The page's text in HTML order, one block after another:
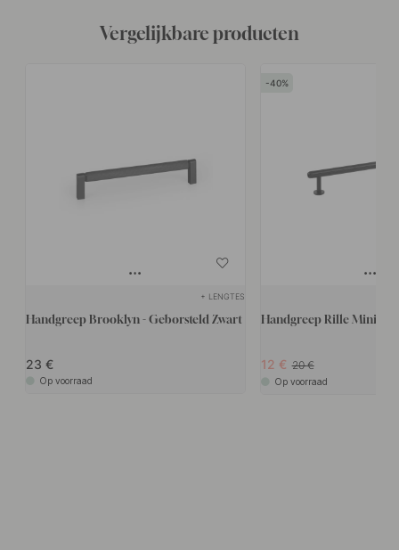
Vergelijkbare producten
+ LENGTES
Handgreep Brooklyn - Geborsteld Zwart
23
Op voorraad
40
Handgreep Rille Mini -
12 20
Op voorraad